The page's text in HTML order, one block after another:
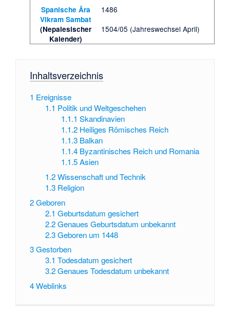
Spanische Ära 1486
Vikram Sambat
(Nepalesischer
Kalender)
1504/05 (Jahreswechsel April)
Inhaltsverzeichnis
1 Ereignisse
1.1 Politik und Weltgeschehen
1.1.1 Skandinavien
1.1.2 Heiliges Römisches Reich
1.1.3 Balkan
1.1.4 Byzantinisches Reich und Romania
1.1.5 Asien
1.2 Wissenschaft und Technik
1.3 Religion
2Geboren
2.1 Geburtsdatum gesichert
2.2 Genaues Geburtsdatum unbekannt
2.3 Geboren um 1448
3Gestorben
3.1 Todesdatum gesichert
3.2 Genaues Todesdatum unbekannt
4Weblinks